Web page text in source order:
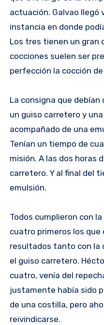
actuación. Galvao llegó
instancia en donde
Los tres tienen un gran
cocciones suelen ser
perfección la cocción
La consigna que
un guiso carretero y
acompañado de una
Tenían un tiempo de
misión. A las dos horas
carretero. Y al final del
emulsión.
Todos cumplieron con
cuatro primeros los que
resultados tanto con la
el guiso carretero.
cuatro, venía del
justamente había sido
de una costilla, pero
reivindicarse.